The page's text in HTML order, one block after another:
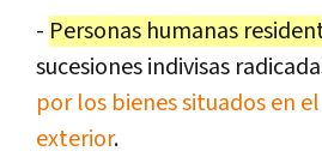
- Personas humanas
sucesiones indivisas
por los bienes situados en
exterior.